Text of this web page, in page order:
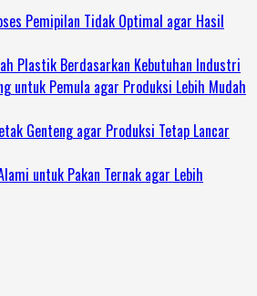
Pemipilan Tidak Optimal agar Hasil
Plastik Berdasarkan Kebutuhan Industri
untuk Pemula agar Produksi Lebih Mudah
Genteng agar Produksi Tetap Lancar
untuk Pakan Ternak agar Lebih